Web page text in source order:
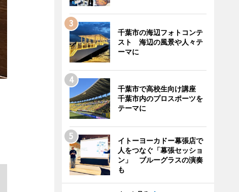
千葉市の海辺フォトコンテ
スト 海辺の風景や人々テ
ーマに
千葉市で高校生向け講座
千葉市内のプロスポーツを
テーマに
イトーヨーカドー幕張店で
人をつなぐ「幕張セッショ
ン」 ブルーグラスの演奏
も